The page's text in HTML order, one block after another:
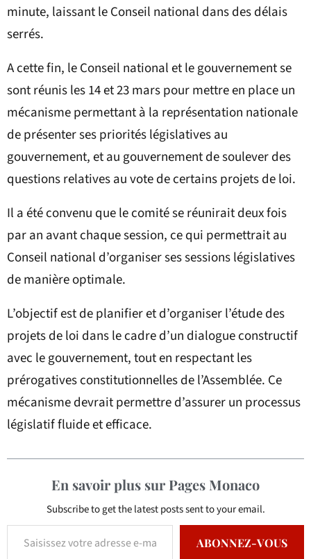
minute, laissant le Conseil national dans des délais
serrés.
A cette fin, le Conseil national et le gouvernement se
sont réunis les 14 et 23 mars pour mettre en place un
mécanisme permettant à la représentation nationale
de présenter ses priorités législatives au
gouvernement, et au gouvernement de soulever des
questions relatives au vote de certains projets de loi.
Il a été convenu que le comité se réunirait deux fois
par an avant chaque session, ce qui permettrait au
Conseil national d’organiser ses sessions législatives
de manière optimale.
L’objectif est de planifier et d’organiser l’étude des
projets de loi dans le cadre d’un dialogue constructif
avec le gouvernement, tout en respectant les
prérogatives constitutionnelles de l’Assemblée. Ce
mécanisme devrait permettre d’assurer un processus
législatif fluide et efficace.
En savoir plus sur Pages Monaco
Subscribe to get the latest posts sent to your email.
ABONNEZ-VOUS